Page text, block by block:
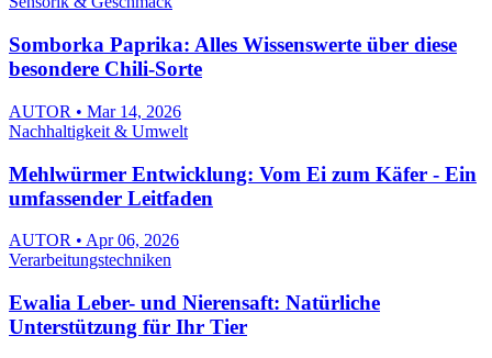
Somborka Paprika: Alles Wissenswerte über diese
besondere Chili-Sorte
AUTOR • Mar 14, 2026
Nachhaltigkeit & Umwelt
Mehlwürmer Entwicklung: Vom Ei zum Käfer - Ein
umfassender Leitfaden
AUTOR • Apr 06, 2026
Verarbeitungstechniken
Ewalia Leber- und Nierensaft: Natürliche
Unterstützung für Ihr Tier